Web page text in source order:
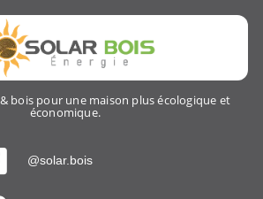
& bois pour une maison plus écologique et
économique.
@solar.bois